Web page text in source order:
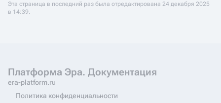
Эта страница в последний раз была отредактирована 24 декабря 2025
в 14:39.
Платформа Эра. Документация
era-platform.ru
Политика конфиденциальности